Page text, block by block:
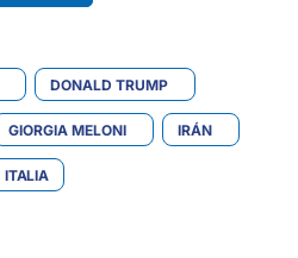
DONALD TRUMP
GIORGIA MELONI IRÁN
ITALIA